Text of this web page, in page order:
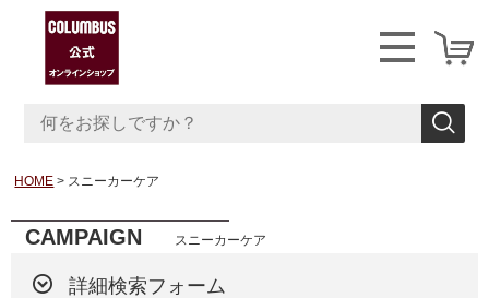
HOME スニーカーケア
CAMPAIGN スニーカーケア
詳細検索フォーム